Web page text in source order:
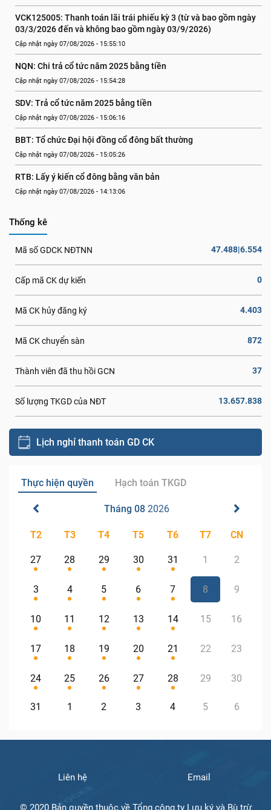
VCK125005: Thanh toán lãi trái phiếu kỳ 3 (từ và bao gồm ngày
03/3/2026 đến và không bao gồm ngày 03/9/2026)
Cập nhật ngày 07/08/2026 - 15:55:10
NQN: Chi trả cổ tức năm 2025 bằng tiền
Cập nhật ngày 07/08/2026 - 15:54:28
SDV: Trả cổ tức năm 2025 bằng tiền
Cập nhật ngày 07/08/2026 - 15:06:16
BBT: Tổ chức Đại hội đồng cổ đông bất thường
Cập nhật ngày 07/08/2026 - 15:05:26
RTB: Lấy ý kiến cổ đông bằng văn bản
Cập nhật ngày 07/08/2026 - 14:13:06
Thống kê
Mã số GDCK NĐTNN 47.488|6.554
Cấp mã CK dự kiến 0
Mã CK hủy đăng ký 4.403
Mã CK chuyển sàn 872
Thành viên đã thu hồi GCN 37
Số lượng TKGD của NĐT 13.657.838
Lịch nghỉ thanh toán GD CK
Thực hiện quyền Hạch toán TKGD
Tháng 08 2026
T2 T3 T4 T5 T6 T7 CN
27 28 29 30 31 1 2
3 4 5 6 7 8 9
10 11 12 13 14 15 16
17 18 19 20 21 22 23
24 25 26 27 28 29 30
31 1 2 3 4 5 6
Liên hệ Email
© 2020 Bản quyền thuộc về Tổng công ty Lưu ký và Bù trừ